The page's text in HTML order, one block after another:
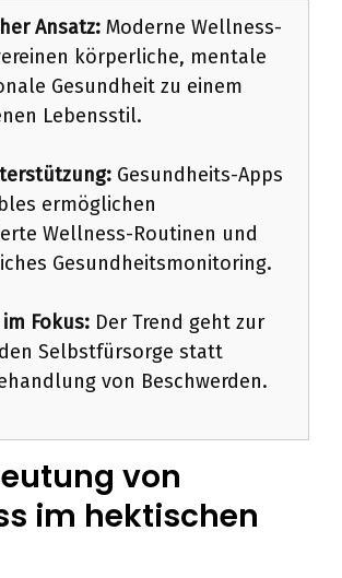
Ansatz: Moderne Wellness-
körperliche, mentale
Gesundheit zu einem
Lebensstil.
Gesundheits-Apps
ermöglichen
Wellness-Routinen und
Gesundheitsmonitoring.
Fokus: Der Trend geht zur
Selbstfürsorge statt
von Beschwerden.
von
im hektischen